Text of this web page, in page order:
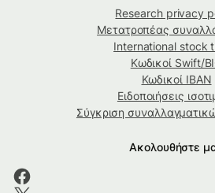
Research privacy
Μετατροπέας
International stock
Κωδικοί Swift/
Κωδικοί IBAN
Ειδοποιήσεις
Σύγκριση
Ακολουθήστε